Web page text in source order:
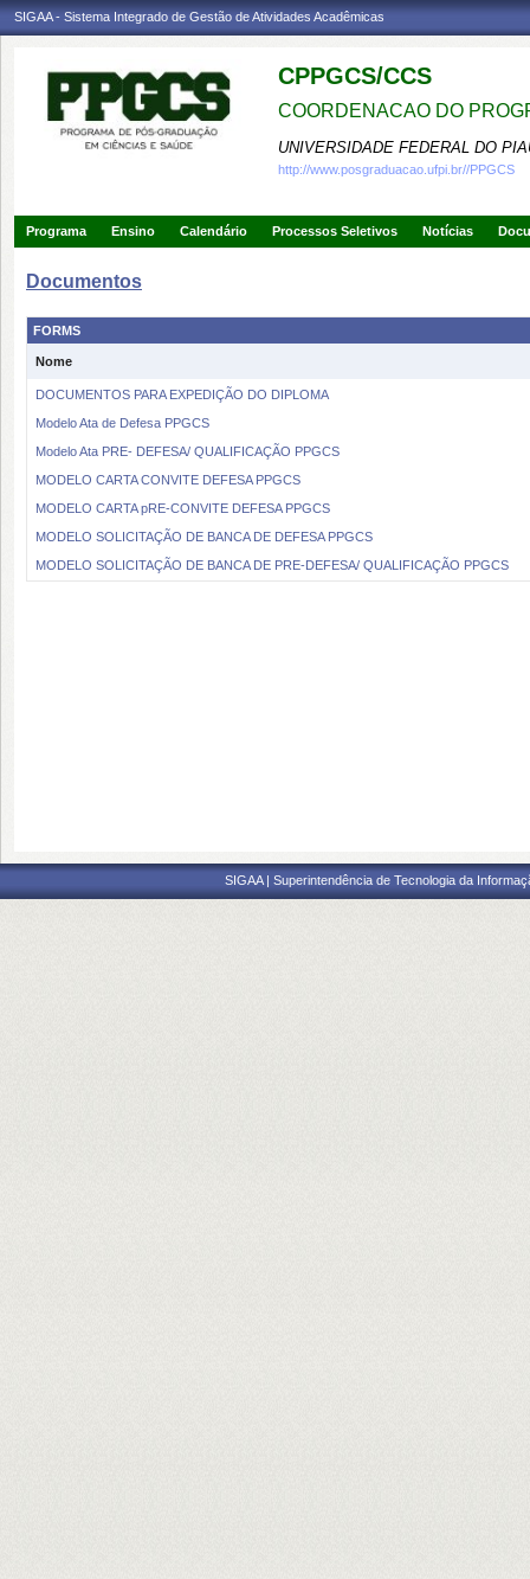
SIGAA - Sistema Integrado de Gestão de Atividades Acadêmicas
CPPGCS/CCS
COORDENACAO DO
UNIVERSIDADE FEDERAL DO
http://www.posgraduacao.ufpi.br//PPGCS
Programa Ensino Calendário Processos Seletivos Notícias
Documentos
FORMS
Nome
DOCUMENTOS PARA EXPEDIÇÃO DO DIPLOMA
Modelo Ata de Defesa PPGCS
Modelo Ata PRE- DEFESA/ QUALIFICAÇÃO PPGCS
MODELO CARTA CONVITE DEFESA PPGCS
MODELO CARTA pRE-CONVITE DEFESA PPGCS
MODELO SOLICITAÇÃO DE BANCA DE DEFESA PPGCS
MODELO SOLICITAÇÃO DE BANCA DE PRE-DEFESA/ QUALIFICAÇÃO PPGCS
SIGAA | Superintendência de Tecnologia da